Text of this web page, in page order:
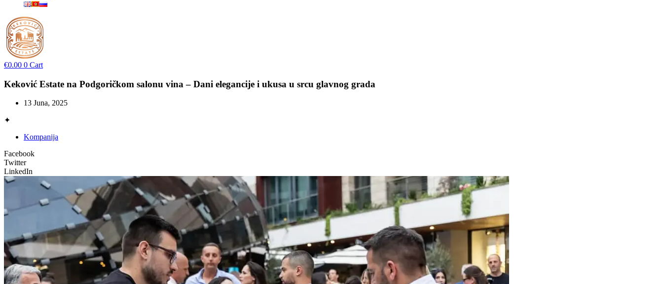
€0.00 0 Cart
Keković Estate na Podgoričkom salonu vina – Dani elegancije i ukusa u srcu glavnog grada
13 Juna, 2025
✦
Kompanija
Facebook
Twitter
LinkedIn